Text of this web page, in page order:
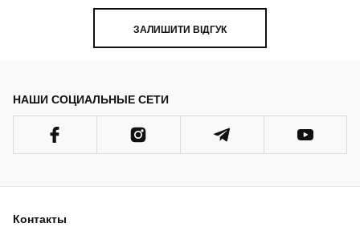
ЗАЛИШИТИ ВІДГУК
НАШИ СОЦИАЛЬНЫЕ СЕТИ
Контакты